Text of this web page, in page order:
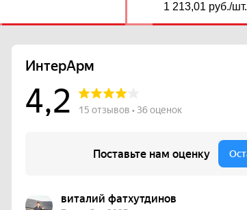
1 213,01 руб./шт.